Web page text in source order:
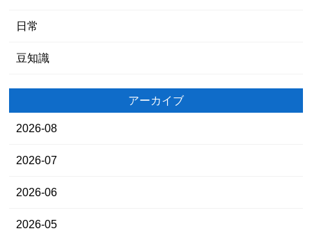
日常
豆知識
アーカイブ
2026-08
2026-07
2026-06
2026-05